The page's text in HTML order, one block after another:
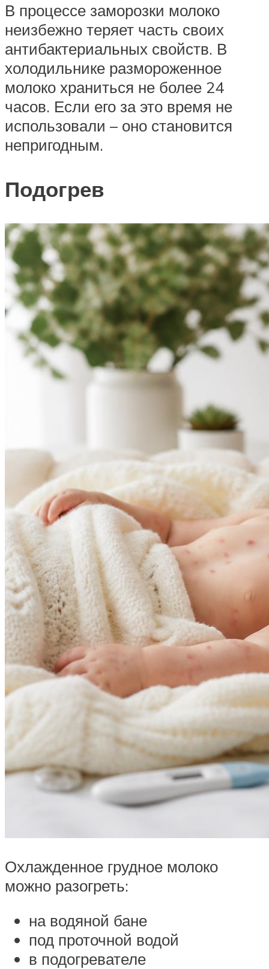
В процессе заморозки молоко
неизбежно теряет часть своих
антибактериальных свойств. В
холодильнике размороженное
молоко храниться не более 24
часов. Если его за это время не
использовали – оно становится
непригодным.
Подогрев
Охлажденное грудное молоко
можно разогреть:
на водяной бане
под проточной водой
в подогревателе